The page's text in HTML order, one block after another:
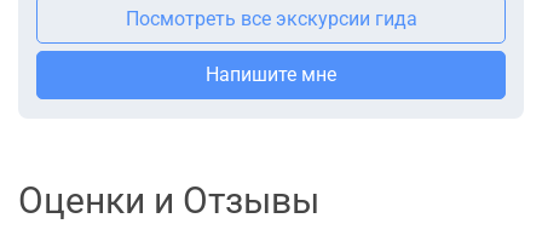
Посмотреть все экскурсии гида
Напишите мне
Оценки и Отзывы